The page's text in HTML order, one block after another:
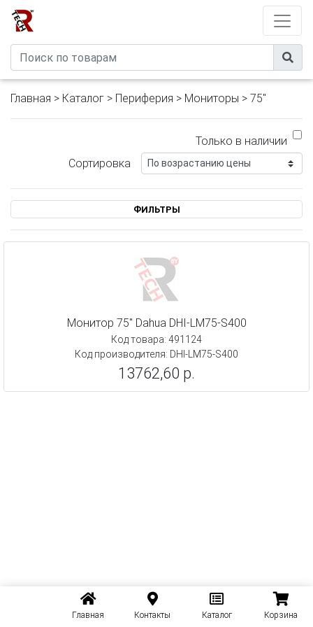
Главная > Каталог > Периферия > Мониторы > 75"
Только в наличии
Сортировка
ФИЛЬТРЫ
Монитор 75" Dahua DHI-LM75-S400
Код товара: 491124
Код производителя: DHI-LM75-S400
13762,60 р.
Главная Контакты Каталог Корзина